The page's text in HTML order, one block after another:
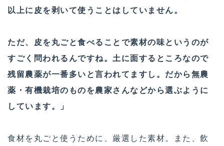
以上に皮を剥いて使うことはしていません。
ただ、皮を丸ごと食べることで素材の味というのが
すごく問われるんですね。土に面するところなので
残留農薬が一番多いと言われてますし。だから無農
薬・有機栽培のものを農家さんなどから選ぶように
しています。」
食材を丸ごと使うために、厳選した素材。また、飲